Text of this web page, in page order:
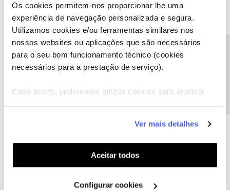
Os cookies permitem-nos proporcionar lhe uma
experiência de navegação personalizada e segura.
Utilizamos cookies e/ou ferramentas similares nos
nossos websites ou aplicações que são necessários
para o seu bom funcionamento técnico (cookies
necessários para a prestação de serviço).
Caso aceite, poderemos utilizar cookies para analisar
funcionalidades (cookies de personalização e
funcionalidade) e adaptar anúncios aos seus interesses
(cookies de publicidade personalizada). Pode gerir a
utilização dos cookies clicando em "Configurar
Ver mais detalhes
Aceitar todos
Configurar cookies
Resposta” nas soluções mais úteis. Siga o perfil para acompanhar
dicas, ajuda e novidades do Fórum NOS.
Obrigado pela verificação.
expeditor”, sendo o expeditor a NOS.